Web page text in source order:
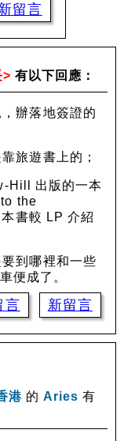
留言
> 有以下回應：
辦落地簽證的
旅遊書上的；
Hill 出版的一本
the
書較 LP 介紹
到哪裡和一些
便成了。
言 新留言
港 的 Aries 有